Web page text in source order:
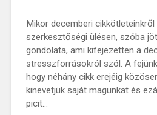
Mikor decemberi
szerkesztőségi ülésen, szóba
gondolata, ami kifejezetten a
stresszforrásokról szól. A
hogy néhány cikk erejéig
kinevetjük saját magunkat és
picit…